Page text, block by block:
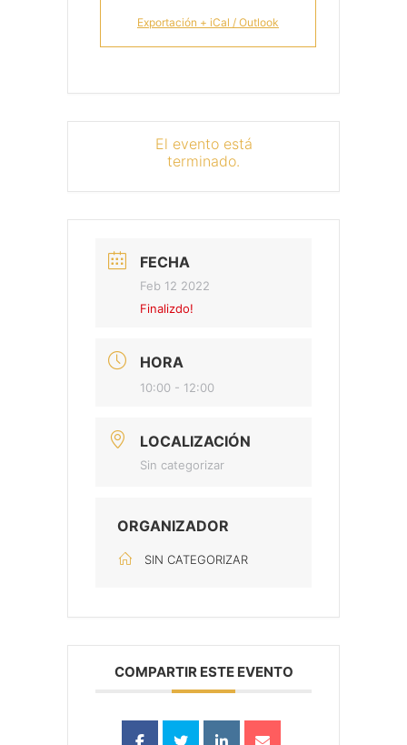
Exportación + iCal / Outlook
El evento está
terminado.
FECHA
Feb 12 2022
Finalizdo!
HORA
10:00 - 12:00
LOCALIZACIÓN
Sin categorizar
ORGANIZADOR
SIN CATEGORIZAR
COMPARTIR ESTE EVENTO